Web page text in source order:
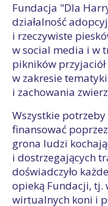
Fundacja "Dla
działalność
i rzeczywiste
w social media i w
pikników
w zakresie
i zachowania
Wszystkie
finansować
grona ludzi
i dostrzegających
doświadczyło
opieką Fundacji, tj.
wirtualnych koni i